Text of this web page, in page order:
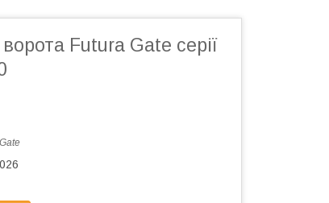
ворота Futura Gate серії